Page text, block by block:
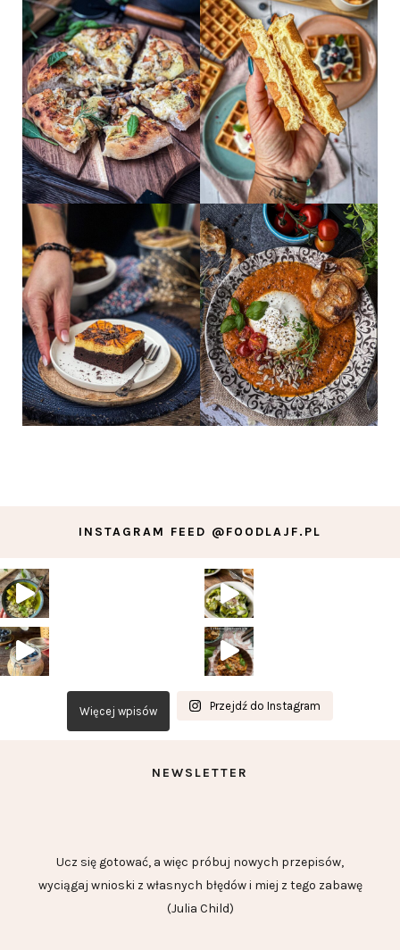
INSTAGRAM FEED @FOODLAJF.PL
Więcej wpisów Przejdź do Instagram
NEWSLETTER
Ucz się gotować, a więc próbuj nowych przepisów,
wyciągaj wnioski z własnych błędów i miej z tego zabawę
(Julia Child)